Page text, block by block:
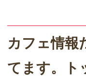
カフェ情報
てます。ト